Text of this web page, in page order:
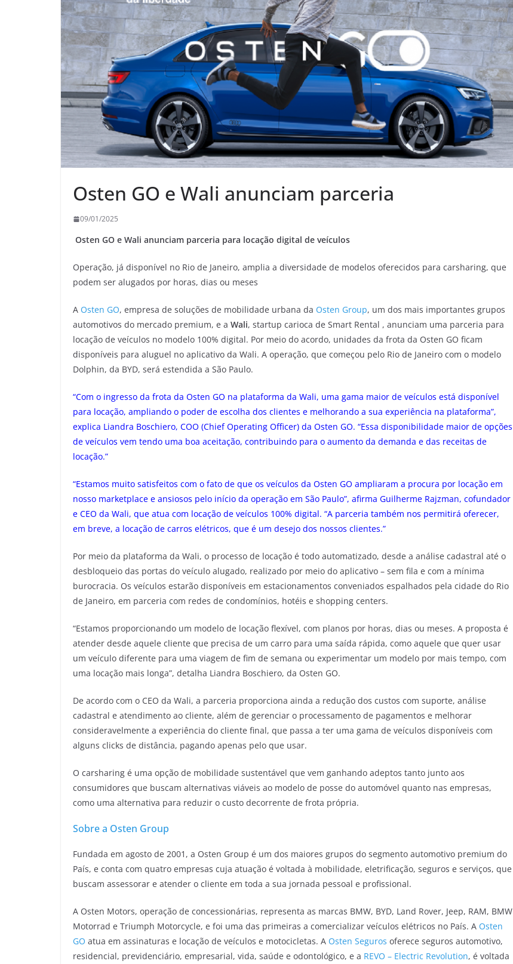
Osten GO e Wali anunciam parceria
09/01/2025
Osten GO e Wali anunciam parceria para locação digital de veículos
Operação, já disponível no Rio de Janeiro, amplia a diversidade de modelos oferecidos para carsharing, que
podem ser alugados por horas, dias ou meses
A Osten GO, empresa de soluções de mobilidade urbana da Osten Group, um dos mais importantes grupos
automotivos do mercado premium, e a Wali, startup carioca de Smart Rental , anunciam uma parceria para
locação de veículos no modelo 100% digital. Por meio do acordo, unidades da frota da Osten GO ficam
disponíveis para aluguel no aplicativo da Wali. A operação, que começou pelo Rio de Janeiro com o modelo
Dolphin, da BYD, será estendida a São Paulo.
“Com o ingresso da frota da Osten GO na plataforma da Wali, uma gama maior de veículos está disponível
para locação, ampliando o poder de escolha dos clientes e melhorando a sua experiência na plataforma”,
explica Liandra Boschiero, COO (Chief Operating Officer) da Osten GO. “Essa disponibilidade maior de opções
de veículos vem tendo uma boa aceitação, contribuindo para o aumento da demanda e das receitas de
locação.”
“Estamos muito satisfeitos com o fato de que os veículos da Osten GO ampliaram a procura por locação em
nosso marketplace e ansiosos pelo início da operação em São Paulo”, afirma Guilherme Rajzman, cofundador
e CEO da Wali, que atua com locação de veículos 100% digital. “A parceria também nos permitirá oferecer,
em breve, a locação de carros elétricos, que é um desejo dos nossos clientes.”
Por meio da plataforma da Wali, o processo de locação é todo automatizado, desde a análise cadastral até o
desbloqueio das portas do veículo alugado, realizado por meio do aplicativo – sem fila e com a mínima
burocracia. Os veículos estarão disponíveis em estacionamentos conveniados espalhados pela cidade do Rio
de Janeiro, em parceria com redes de condomínios, hotéis e shopping centers.
“Estamos proporcionando um modelo de locação flexível, com planos por horas, dias ou meses. A proposta é
atender desde aquele cliente que precisa de um carro para uma saída rápida, como aquele que quer usar
um veículo diferente para uma viagem de fim de semana ou experimentar um modelo por mais tempo, com
uma locação mais longa”, detalha Liandra Boschiero, da Osten GO.
De acordo com o CEO da Wali, a parceria proporciona ainda a redução dos custos com suporte, análise
cadastral e atendimento ao cliente, além de gerenciar o processamento de pagamentos e melhorar
consideravelmente a experiência do cliente final, que passa a ter uma gama de veículos disponíveis com
alguns clicks de distância, pagando apenas pelo que usar.
O carsharing é uma opção de mobilidade sustentável que vem ganhando adeptos tanto junto aos
consumidores que buscam alternativas viáveis ao modelo de posse do automóvel quanto nas empresas,
como uma alternativa para reduzir o custo decorrente de frota própria.
Sobre a Osten Group
Fundada em agosto de 2001, a Osten Group é um dos maiores grupos do segmento automotivo premium do
País, e conta com quatro empresas cuja atuação é voltada à mobilidade, eletrificação, seguros e serviços, que
buscam assessorar e atender o cliente em toda a sua jornada pessoal e profissional.
A Osten Motors, operação de concessionárias, representa as marcas BMW, BYD, Land Rover, Jeep, RAM, BMW
Motorrad e Triumph Motorcycle, e foi uma das primeiras a comercializar veículos elétricos no País. A Osten
GO atua em assinaturas e locação de veículos e motocicletas. A Osten Seguros oferece seguros automotivo,
residencial, previdenciário, empresarial, vida, saúde e odontológico, e a REVO – Electric Revolution, é voltada